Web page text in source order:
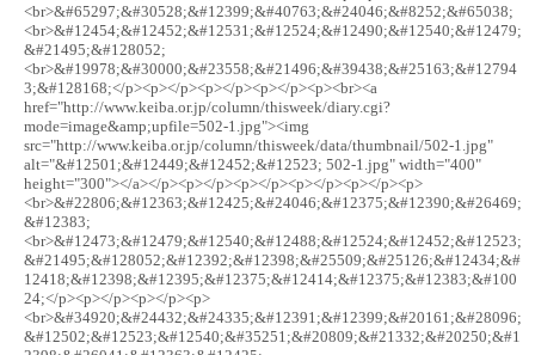
<br>&#65297;&#30528;&#12399;&#40763;&#24046;&#8252;&#65038;
<br>&#12454;&#12452;&#12531;&#12524;&#12490;&#12540;&#12479;
&#21495;&#128052;
<br>&#19978;&#30000;&#23558;&#21496;&#39438;&#25163;&#12794
3;&#128168;</p><p></p><p></p><p></p><p><br><a
href="http://www.keiba.or.jp/column/thisweek/diary.cgi?
mode=image&amp;upfile=502-1.jpg"><img
src="http://www.keiba.or.jp/column/thisweek/data/thumbnail/502-1.jpg"
alt="&#12501;&#12449;&#12452;&#12523; 502-1.jpg" width="400"
height="300"></a></p><p></p><p></p><p></p><p></p><p>
<br>&#22806;&#12363;&#12425;&#24046;&#12375;&#12390;&#26469;
&#12383;
<br>&#12473;&#12479;&#12540;&#12488;&#12524;&#12452;&#12523;
&#21495;&#128052;&#12392;&#12398;&#25509;&#25126;&#12434;&#
12418;&#12398;&#12395;&#12375;&#12414;&#12375;&#12383;&#100
24;</p><p></p><p></p><p>
<br>&#34920;&#24432;&#24335;&#12391;&#12399;&#20161;&#28096;
&#12502;&#12523;&#12540;&#35251;&#20809;&#21332;&#20250;&#1